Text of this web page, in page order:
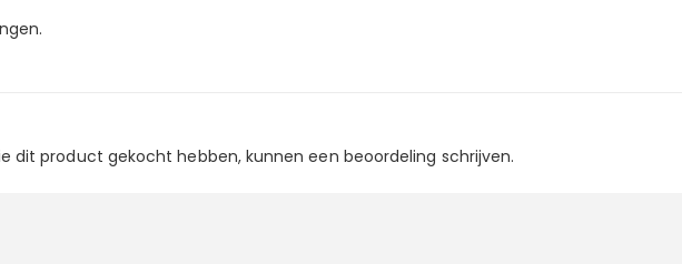
dit product gekocht hebben, kunnen een beoordeling schrijven.